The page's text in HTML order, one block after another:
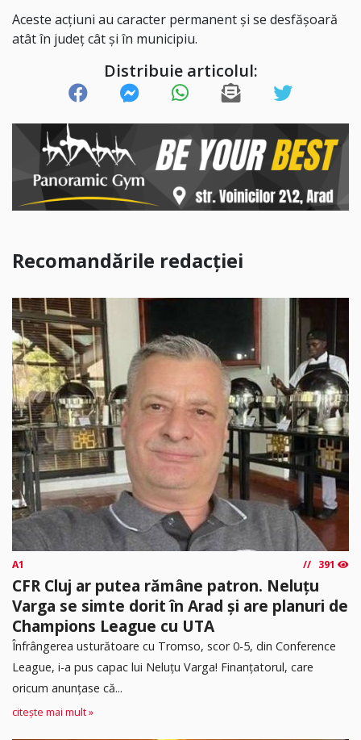
Aceste acțiuni au caracter permanent și se desfășoară
atât în județ cât și în municipiu.
Distribuie articolul:
Recomandările redacției
A1 391
CFR Cluj ar putea rămâne patron. Neluțu
Varga se simte dorit în Arad și are planuri de
Champions League cu UTA
Înfrângerea usturătoare cu Tromso, scor 0-5, din Conference
League, i-a pus capac lui Neluțu Varga! Finanțatorul, care
oricum anunțase că...
citește mai mult »